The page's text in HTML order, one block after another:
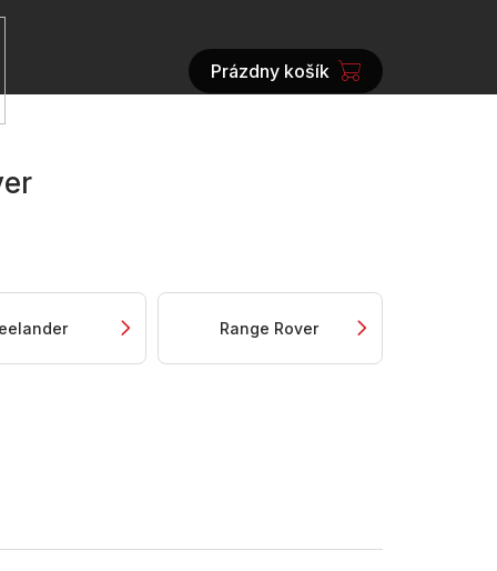
NÁKUPNÝ
Prázdny košík
Range Rover